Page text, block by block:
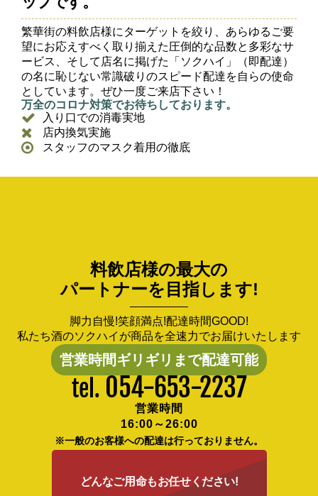
繁華街の料飲店様にターゲットを絞り、あらゆるご要
望にお応えすべく取り揃えた圧倒的な品数と多彩なサ
ービス、そして店名に掲げた「ソクハイ」（即配達）
の名に恥じない常識破りのスピード配達を自らの使命
としています。ぜひ一度ご来店下さい！
万全のコロナ対策でお待ちしております。
入り口での消毒実地
店内換気実施
スタッフのマスク着用の徹底
料飲店様の最大の
パートナーを目指します!
脚力自慢!笑顔満点!配達時間GOOD!
私たち酒のソクハイが商品を全速力でお届けいたします
営業時間ギリギリまで配達可能
tel. 054-653-2237
営業時間
16:00～26:00
※一般のお客様への配達は行っておりません。
どんなご用命もお任せください!